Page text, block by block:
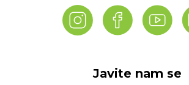
Javite nam se